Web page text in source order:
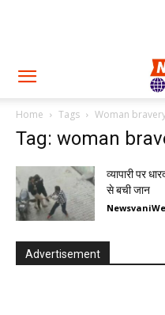
Home Tags Woman
Tag: woman
व्यापारी पर
से बची जान
Advertisement